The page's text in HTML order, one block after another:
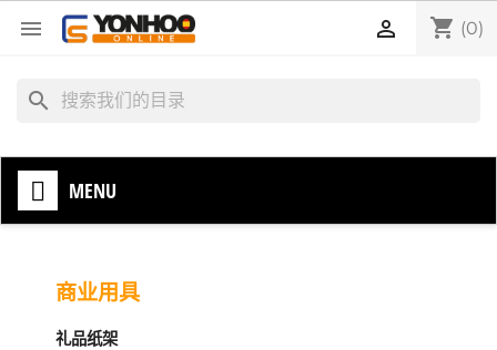
 shopping_cart (0)

search
MENU
商业用具
礼品纸架